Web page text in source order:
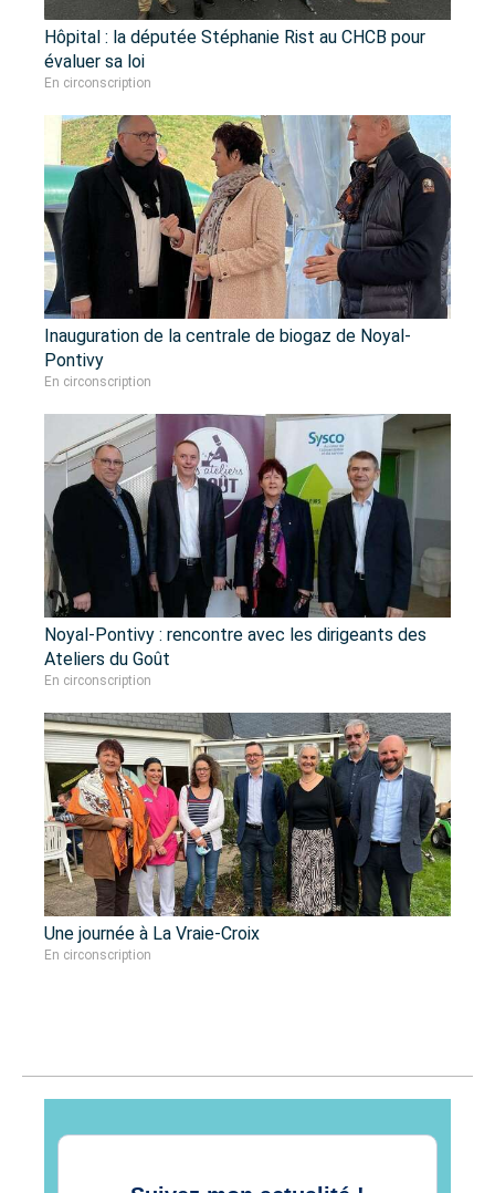
Hôpital : la députée Stéphanie Rist au CHCB pour
évaluer sa loi
En circonscription
Inauguration de la centrale de biogaz de Noyal-
Pontivy
En circonscription
Noyal-Pontivy : rencontre avec les dirigeants des
Ateliers du Goût
En circonscription
Une journée à La Vraie-Croix
En circonscription